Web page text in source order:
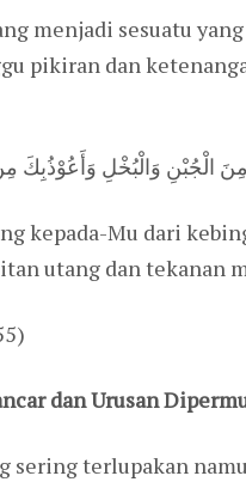
menjadi sesuatu
pikiran dan
الْجُبْنِ وَالْبُخْلِ وَأَعُوْذُبِكَ
kepada-Mu dari
utang dan tekanan
dan Urusan
sering terlupakan